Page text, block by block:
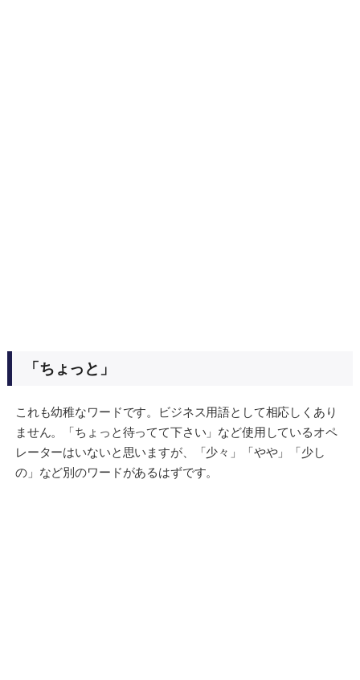
「ちょっと」
これも幼稚なワードです。ビジネス用語として相応しくあり
ません。「ちょっと待ってて下さい」など使用しているオペ
レーターはいないと思いますが、「少々」「やや」「少し
の」など別のワードがあるはずです。